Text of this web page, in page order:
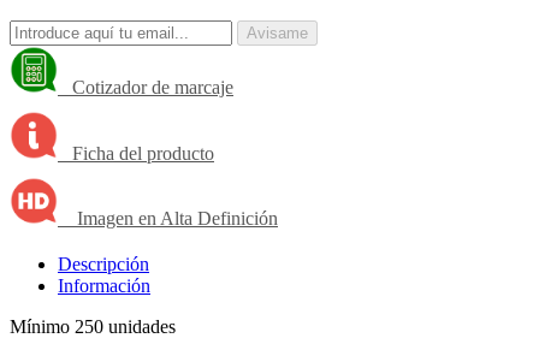
Avisame
Cotizador de marcaje
Ficha del producto
Imagen en Alta Definición
Descripción
Información
Mínimo 250 unidades